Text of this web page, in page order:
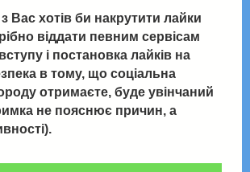
Вас хотів би накрутити лайки
віддати певним сервісам
і постановка лайків на
в тому, що соціальна
отримаєте, буде увінчаний
не пояснює причин, а